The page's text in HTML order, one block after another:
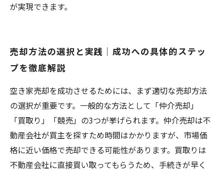
が実現できます。
売却方法の選択と実践｜成功への具体的ステッ
プを徹底解説
空き家売却を成功させるためには、まず適切な売却方法
の選択が重要です。一般的な方法として「仲介売却」
「買取り」「競売」の3つが挙げられます。仲介売却は不
動産会社が買主を探すため時間はかかりますが、市場価
格に近い価格で売却できる可能性があります。買取りは
不動産会社に直接買い取ってもらうため、手続きが早く